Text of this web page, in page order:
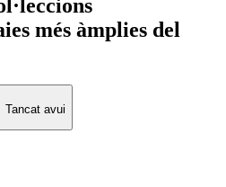
més àmplies del
Tancat avui